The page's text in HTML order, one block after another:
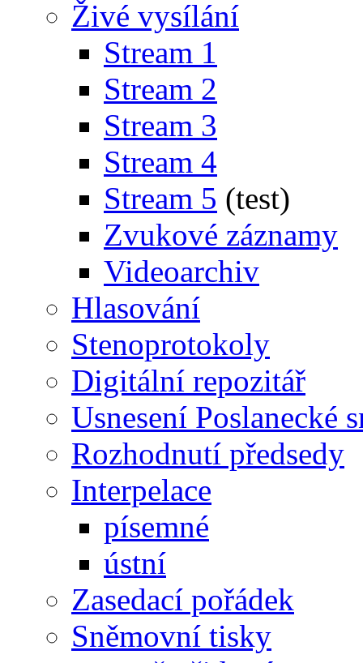
Živé vysílání
Stream 1
Stream 2
Stream 3
Stream 4
Stream 5 (test)
Zvukové záznamy
Videoarchiv
Hlasování
Stenoprotokoly
Digitální repozitář
Usnesení Poslanecké
Rozhodnutí předsedy
Interpelace
písemné
ústní
Zasedací pořádek
Sněmovní tisky